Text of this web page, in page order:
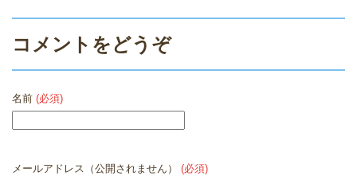
コメントをどうぞ
名前 (必須)
メールアドレス（公開されません） (必須)